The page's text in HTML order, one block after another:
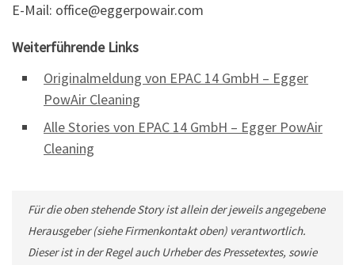
E-Mail: office@eggerpowair.com
Weiterführende Links
Originalmeldung von EPAC 14 GmbH – Egger
PowAir Cleaning
Alle Stories von EPAC 14 GmbH – Egger PowAir
Cleaning
Für die oben stehende Story ist allein der jeweils angegebene
Herausgeber (siehe Firmenkontakt oben) verantwortlich.
Dieser ist in der Regel auch Urheber des Pressetextes, sowie